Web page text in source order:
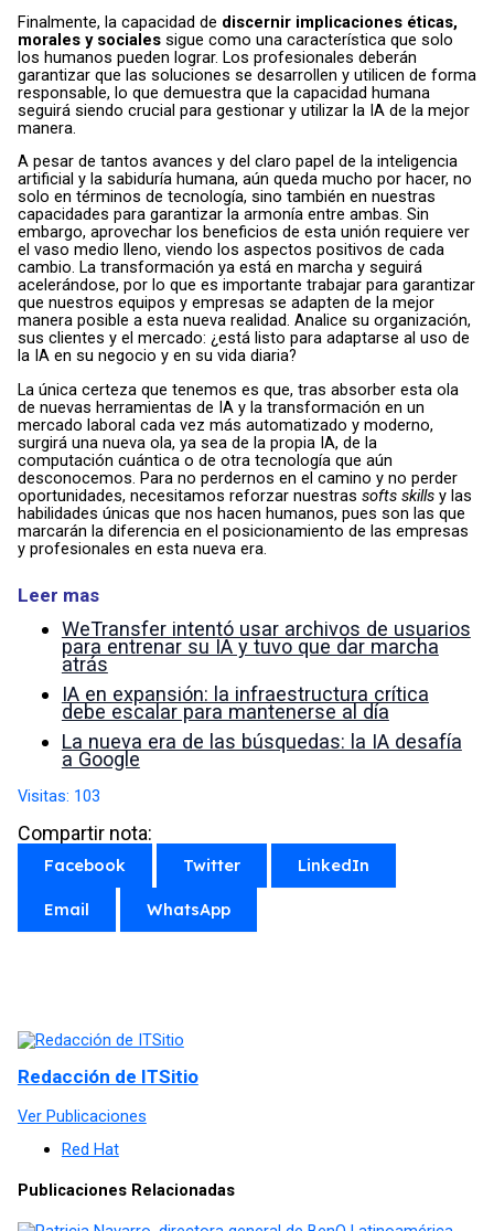
Finalmente, la capacidad de discernir implicaciones éticas,
morales y sociales sigue como una característica que solo
los humanos pueden lograr. Los profesionales deberán
garantizar que las soluciones se desarrollen y utilicen de forma
responsable, lo que demuestra que la capacidad humana
seguirá siendo crucial para gestionar y utilizar la IA de la mejor
manera.
A pesar de tantos avances y del claro papel de la inteligencia
artificial y la sabiduría humana, aún queda mucho por hacer, no
solo en términos de tecnología, sino también en nuestras
capacidades para garantizar la armonía entre ambas. Sin
embargo, aprovechar los beneficios de esta unión requiere ver
el vaso medio lleno, viendo los aspectos positivos de cada
cambio. La transformación ya está en marcha y seguirá
acelerándose, por lo que es importante trabajar para garantizar
que nuestros equipos y empresas se adapten de la mejor
manera posible a esta nueva realidad. Analice su organización,
sus clientes y el mercado: ¿está listo para adaptarse al uso de
la IA en su negocio y en su vida diaria?
La única certeza que tenemos es que, tras absorber esta ola
de nuevas herramientas de IA y la transformación en un
mercado laboral cada vez más automatizado y moderno,
surgirá una nueva ola, ya sea de la propia IA, de la
computación cuántica o de otra tecnología que aún
desconocemos. Para no perdernos en el camino y no perder
oportunidades, necesitamos reforzar nuestras softs skills y las
habilidades únicas que nos hacen humanos, pues son las que
marcarán la diferencia en el posicionamiento de las empresas
y profesionales en esta nueva era.
Leer mas
WeTransfer intentó usar archivos de usuarios
para entrenar su IA y tuvo que dar marcha
atrás
IA en expansión: la infraestructura crítica
debe escalar para mantenerse al día
La nueva era de las búsquedas: la IA desafía
a Google
Visitas: 103
Compartir nota:
Facebook Twitter LinkedIn
Email WhatsApp
Redacción de ITSitio
Ver Publicaciones
Red Hat
Publicaciones Relacionadas